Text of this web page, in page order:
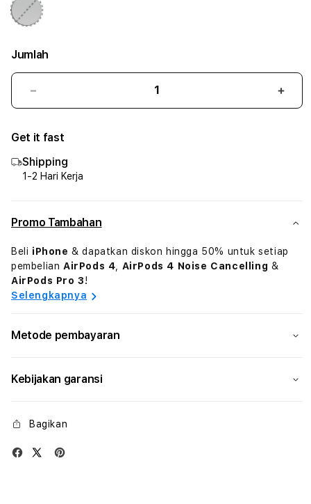
Jumlah
Kurangi
jumlah
iPhone
15
Pro
Silicone
MagSafe
-
Light
Pink
Light
Get it fast
Shipping
1-2 Hari Kerja
Promo Tambahan
Beli iPhone & dapatkan diskon hingga 50% untuk setiap
pembelian AirPods 4 AirPods 4 Noise Cancelling &
AirPods Pro 3!
Selengkapnya
Metode pembayaran
Kebijakan garansi
Bagikan